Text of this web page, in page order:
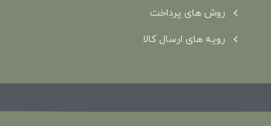
روش های پرداخت
رویه های ارسال کالا